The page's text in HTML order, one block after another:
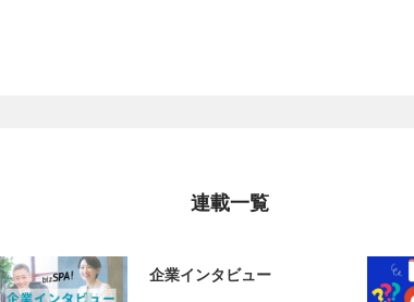
連載一覧
企業インタビュー